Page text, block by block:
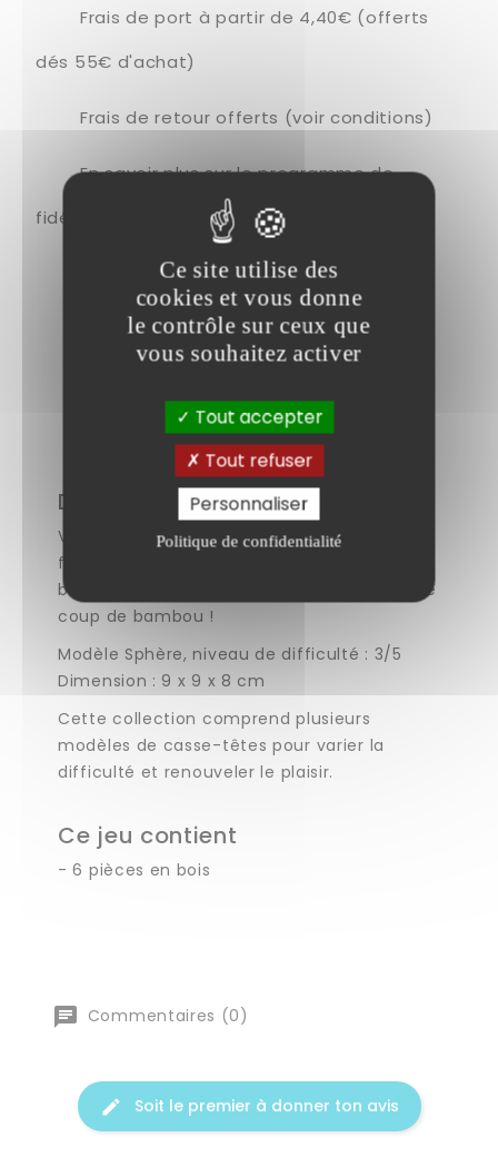
Frais de port à partir de 4,40€ (offerts
dés 55€ d'achat)
Frais de retour offerts (voir conditions)
En savoir plus sur le programme de
fidélité
Description
Détails Du Produit
Description
Votre but : défaire puis reconstruire la
forme d'origine à partir des pièces en
bambou. Attention, vos neurones risquent le
coup de bambou !
Modèle Sphère, niveau de difficulté : 3/5
Dimension : 9 x 9 x 8 cm
Cette collection comprend plusieurs
modèles de casse-têtes pour varier la
difficulté et renouveler le plaisir.
Ce jeu contient
- 6 pièces en bois
Commentaires (0)
Soit le premier à donner ton avis
Ce site utilise des
cookies et vous donne
le contrôle sur ceux que
vous souhaitez activer
Tout accepter
Tout refuser
Personnaliser
Politique de confidentialité